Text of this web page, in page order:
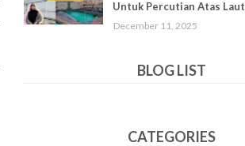
Untuk Percutian Atas Laut
December 11, 2025
BLOG LIST
CATEGORIES